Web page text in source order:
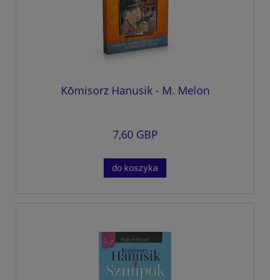
Kōmisorz Hanusik - M. Melon
7,60 GBP
do koszyka